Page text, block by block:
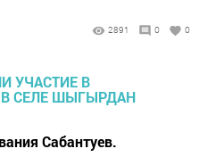
2891 0 0
Сабантуев.